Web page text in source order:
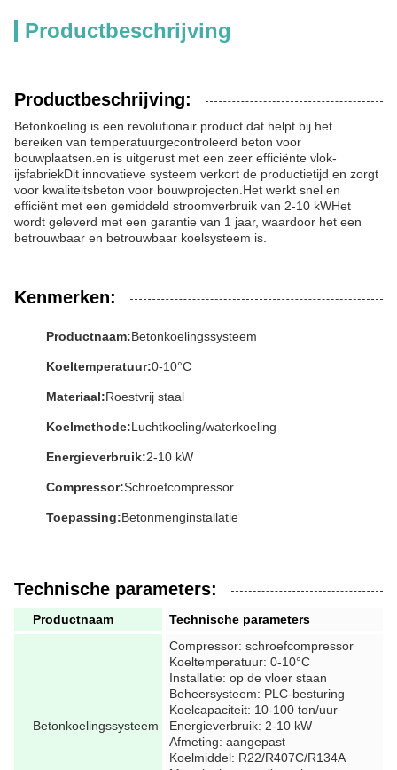
Productbeschrijving
Productbeschrijving:
Betonkoeling is een revolutionair product dat helpt bij het
bereiken van temperatuurgecontroleerd beton voor
bouwplaatsen.en is uitgerust met een zeer efficiënte vlok-
ijsfabriekDit innovatieve systeem verkort de productietijd en zorgt
voor kwaliteitsbeton voor bouwprojecten.Het werkt snel en
efficiënt met een gemiddeld stroomverbruik van 2-10 kWHet
wordt geleverd met een garantie van 1 jaar, waardoor het een
betrouwbaar en betrouwbaar koelsysteem is.
Kenmerken:
Productnaam:Betonkoelingssysteem
Koeltemperatuur:0-10°C
Materiaal:Roestvrij staal
Koelmethode:Luchtkoeling/waterkoeling
Energieverbruik:2-10 kW
Compressor:Schroefcompressor
Toepassing:Betonmenginstallatie
Technische parameters:
Productnaam Technische parameters
Betonkoelingssysteem
Compressor: schroefcompressor
Koeltemperatuur: 0-10°C
Installatie: op de vloer staan
Beheersysteem: PLC-besturing
Koelcapaciteit: 10-100 ton/uur
Energieverbruik: 2-10 kW
Afmeting: aangepast
Koelmiddel: R22/R407C/R134A